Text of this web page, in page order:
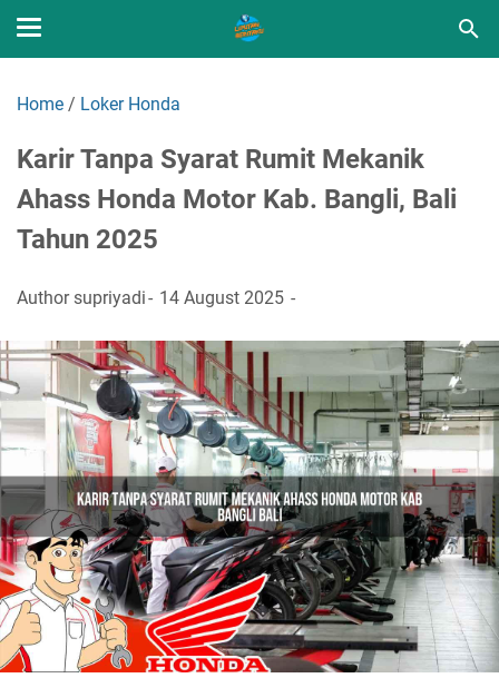
Home / Loker Honda
Karir Tanpa Syarat Rumit Mekanik
Ahass Honda Motor Kab. Bangli, Bali
Tahun 2025
Authorsupriyadi 14 August 2025